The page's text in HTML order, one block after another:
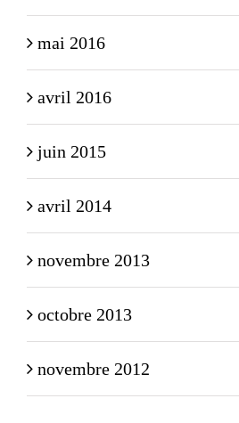
mai 2016
avril 2016
juin 2015
avril 2014
novembre 2013
octobre 2013
novembre 2012